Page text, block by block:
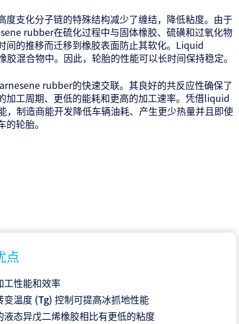
度支化分子链的特殊结构减少了缠结，降低粘度。由于
rubber在硫化过程中与固体橡胶、硫磺和过氧化物
间的推移而迁移到橡胶表面防止其软化。Liquid
混合物中。因此，轮胎的性能可以长时间保持稳定。
rubber的快速交联。其良好的共反应性确保了
加工周期、更低的能耗和更高的加工速率。凭借liquid
制造商能开发降低车辆油耗、产生更少热量并且即使
轮胎。
点
工性能和效率
变温度 (Tg) 控制可提高冰抓地性能
液态异戊二烯橡胶相比有更低的粘度